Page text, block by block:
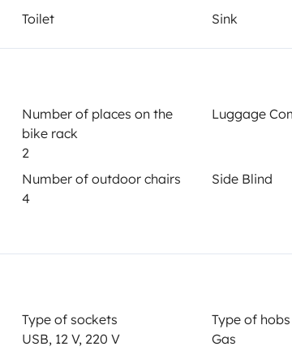
Toilet Sink
Number of places on the
bike rack
2
Luggage
Number of outdoor chairs
4
Side Blind
Type of sockets
USB, 12 V, 220 V
Type of hobs
Gas
Year of registration
2.85 m
Category B